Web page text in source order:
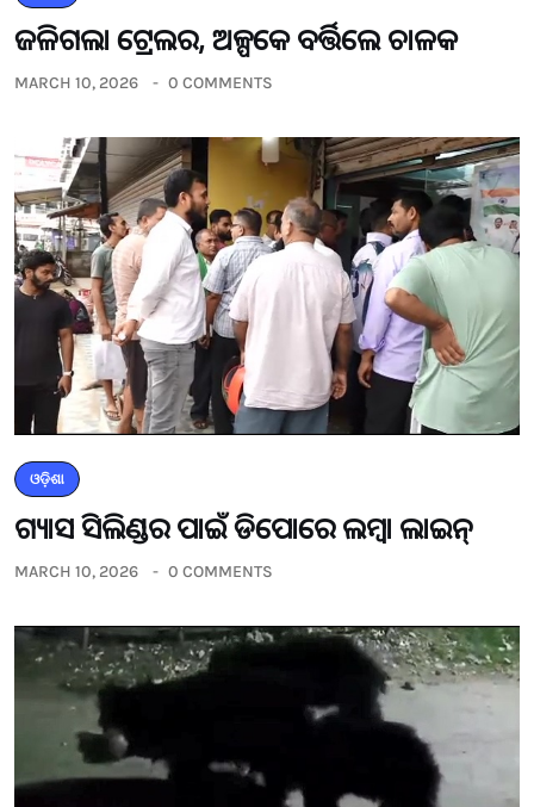
ଜଳିଗଲା ଟ୍ରେଲର, ଅଳ୍ପକେ ବର୍ତ୍ତିଲେ ଚାଳକ
MARCH 10, 2026 0 COMMENTS
ଓଡ଼ିଶା
ଗ୍ୟାସ ସିଲିଣ୍ଡର ପାଇଁ ଡିପୋରେ ଲମ୍ବା ଲାଇନ୍
MARCH 10, 2026 0 COMMENTS